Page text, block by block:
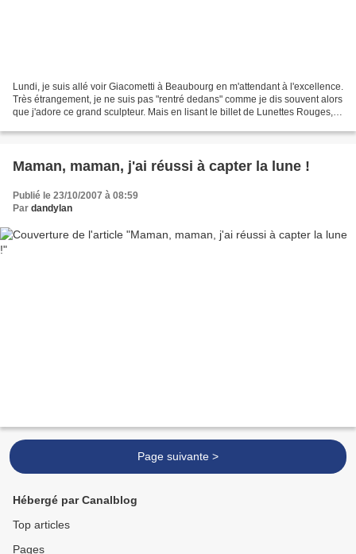
Lundi, je suis allé voir Giacometti à Beaubourg en m'attendant à l'excellence.
Très étrangement, je ne suis pas "rentré dedans" comme je dis souvent alors
que j'adore ce grand sculpteur. Mais en lisant le billet de Lunettes Rouges, je
Maman, maman, j'ai réussi à capter la lune !
Publié le 23/10/2007 à 08:59
Par dandylan
Page suivante >
Hébergé par Canalblog
Top articles
Pages